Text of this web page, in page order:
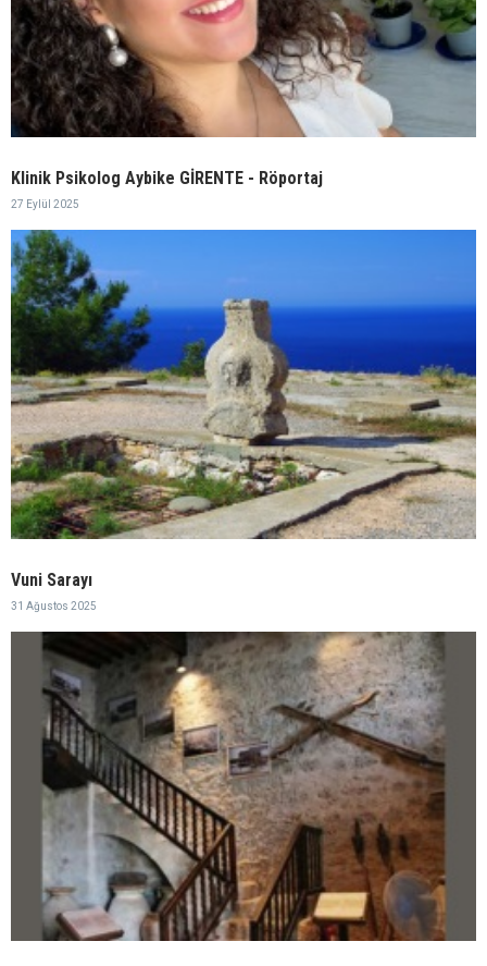
Klinik Psikolog Aybike GİRENTE - Röportaj
27 Eylül 2025
Vuni Sarayı
31 Ağustos 2025